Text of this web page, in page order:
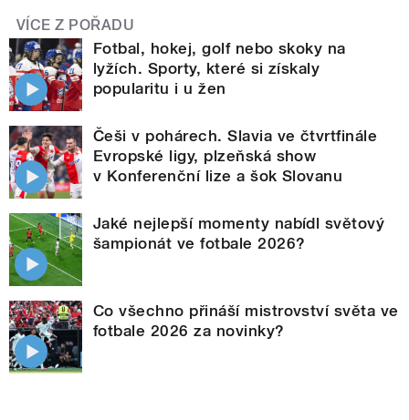
VÍCE Z POŘADU
Fotbal, hokej, golf nebo skoky na
lyžích. Sporty, které si získaly
popularitu i u žen
Češi v pohárech. Slavia ve čtvrtfinále
Evropské ligy, plzeňská show
v Konferenční lize a šok Slovanu
Jaké nejlepší momenty nabídl světový
šampionát ve fotbale 2026?
Co všechno přináší mistrovství světa ve
fotbale 2026 za novinky?